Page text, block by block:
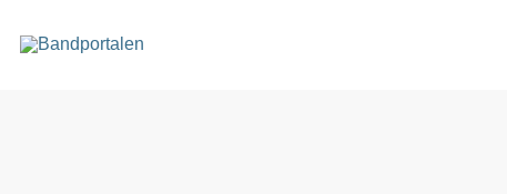
indholdet